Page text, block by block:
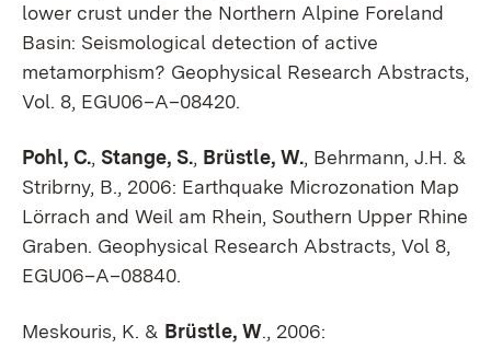
lower crust under the Northern Alpine Foreland
Basin: Seismological detection of active
metamorphism? Geophysical Research Abstracts,
Vol. 8, EGU06–A–08420.
Pohl, C., Stange, S., Brüstle, W., Behrmann, J.H. &
Stribrny, B., 2006: Earthquake Microzonation Map
Lörrach and Weil am Rhein, Southern Upper Rhine
Graben. Geophysical Research Abstracts, Vol 8,
EGU06–A–08840.
Meskouris, K. & Brüstle, W., 2006: